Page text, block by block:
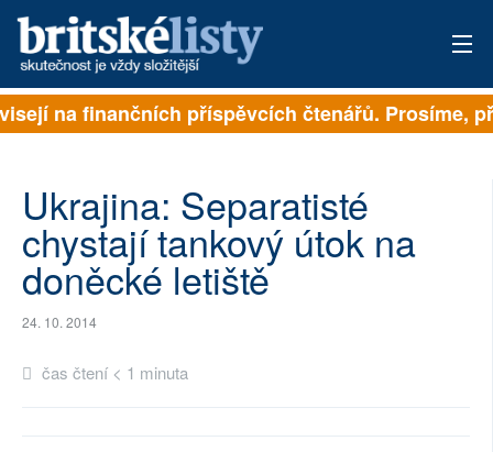
PŘIHLÁSIT
ARCHIV
ROZHOVORY
TÉMATA
NEJČTENĚJŠÍ ZA 7 DNÍ
na finančních příspěvcích čtenářů. Prosíme,
Ukrajina: Separatisté
chystají tankový útok na
doněcké letiště
24. 10. 2014
čas čtení < 1 minuta